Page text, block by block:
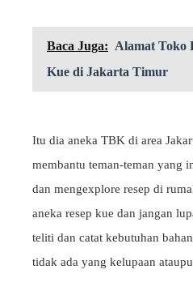
Baca Juga: Alamat Toko
Kue di Jakarta Timur
Itu dia aneka TBK di area
membantu teman-teman yang
dan mengexplore resep di
aneka resep kue dan jangan
teliti dan catat kebutuhan
tidak ada yang kelupaan